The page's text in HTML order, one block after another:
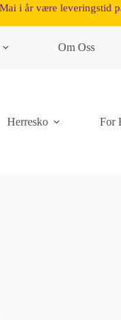
i år være leveringstid
Om Oss
Herresko For